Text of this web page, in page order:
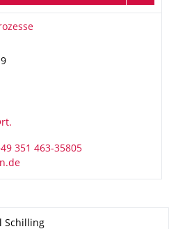
Schilling